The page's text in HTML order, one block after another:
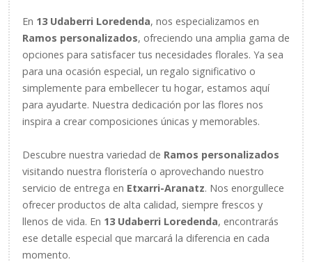
En 13 Udaberri Loredenda, nos especializamos en
Ramos personalizados, ofreciendo una amplia gama de
opciones para satisfacer tus necesidades florales. Ya sea
para una ocasión especial, un regalo significativo o
simplemente para embellecer tu hogar, estamos aquí
para ayudarte. Nuestra dedicación por las flores nos
inspira a crear composiciones únicas y memorables.
Descubre nuestra variedad de Ramos personalizados
visitando nuestra floristería o aprovechando nuestro
servicio de entrega en Etxarri-Aranatz. Nos enorgullece
ofrecer productos de alta calidad, siempre frescos y
llenos de vida. En 13 Udaberri Loredenda, encontrarás
ese detalle especial que marcará la diferencia en cada
momento.